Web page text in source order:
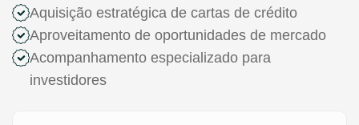
Aquisição estratégica de cartas de crédito
Aproveitamento de oportunidades de mercado
Acompanhamento especializado para
investidores